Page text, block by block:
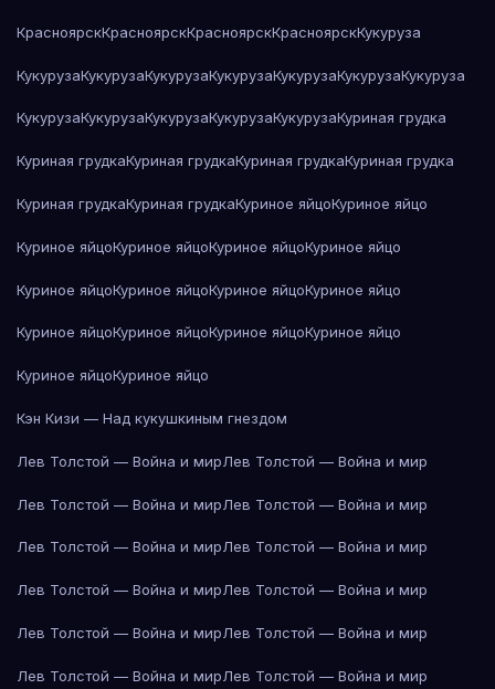
КрасноярскКрасноярскКрасноярскКрасноярскКукуруза
КукурузаКукурузаКукурузаКукурузаКукурузаКукурузаКукуруза
КукурузаКукурузаКукурузаКукурузаКукурузаКуриная грудка
Куриная грудкаКуриная грудкаКуриная грудкаКуриная грудка
Куриная грудкаКуриная грудкаКуриное яйцоКуриное яйцо
Куриное яйцоКуриное яйцоКуриное яйцоКуриное яйцо
Куриное яйцоКуриное яйцоКуриное яйцоКуриное яйцо
Куриное яйцоКуриное яйцоКуриное яйцоКуриное яйцо
Куриное яйцоКуриное яйцо
Кэн Кизи — Над кукушкиным гнездом
Лев Толстой — Война и мирЛев Толстой — Война и мир
Лев Толстой — Война и мирЛев Толстой — Война и мир
Лев Толстой — Война и мирЛев Толстой — Война и мир
Лев Толстой — Война и мирЛев Толстой — Война и мир
Лев Толстой — Война и мирЛев Толстой — Война и мир
Лев Толстой — Война и мирЛев Толстой — Война и мир